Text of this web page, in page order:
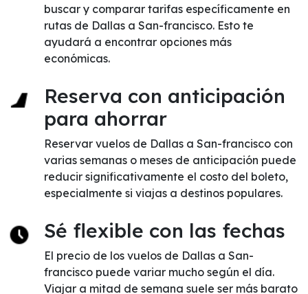
buscar y comparar tarifas específicamente en
rutas de Dallas a San-francisco. Esto te
ayudará a encontrar opciones más
económicas.
Reserva con anticipación
para ahorrar
Reservar vuelos de Dallas a San-francisco con
varias semanas o meses de anticipación puede
reducir significativamente el costo del boleto,
especialmente si viajas a destinos populares.
Sé flexible con las fechas
El precio de los vuelos de Dallas a San-
francisco puede variar mucho según el día.
Viajar a mitad de semana suele ser más barato